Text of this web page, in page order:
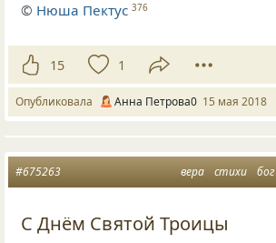
© Нюша Пектус 376
15 1
Опубликовала Анна Петрова0 15 мая 2018
вера стихи бог
#675263
С Днём Святой Троицы